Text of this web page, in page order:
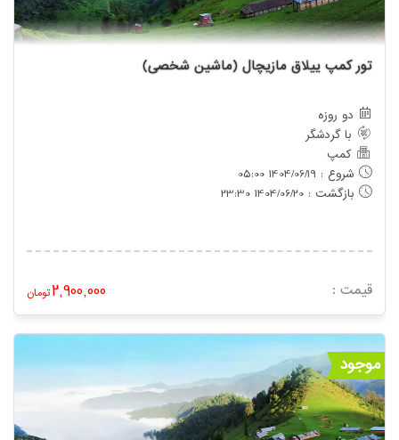
تور کمپ ییلاق مازیچال (ماشین شخصی)
دو روزه
با گردشگر
کمپ
شروع : 1404/06/19 05:00
بازگشت : 1404/06/20 23:30
قیمت : 2,900,000تومان
موجود